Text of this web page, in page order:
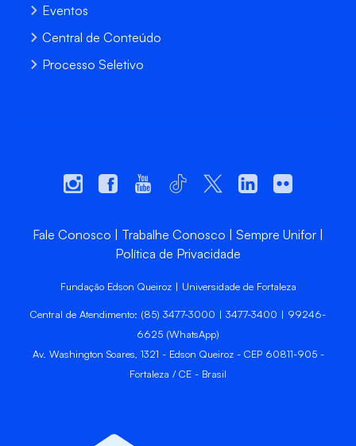
Eventos
Central de Conteúdo
Processo Seletivo
Fale Conosco Trabalhe Conosco
Sempre Unifor
Política de Privacidade
Fundação Edson Queiroz | Universidade de Fortaleza
Central de Atendimento: (85) 3477-3000 | 3477-3400 | 99246-
6625 (WhatsApp)
Av. Washington Soares, 1321 - Edson Queiroz - CEP 60811-905 -
Fortaleza / CE - Brasil